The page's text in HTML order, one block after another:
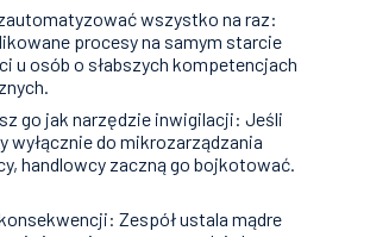
wszystko na raz:
procesy na samym starcie
u osób o słabszych kompetencjach
go jak narzędzie inwigilacji: Jeśli
wyłącznie do mikrozarządzania
handlowcy zaczną go bojkotować.
Zespół ustala mądre